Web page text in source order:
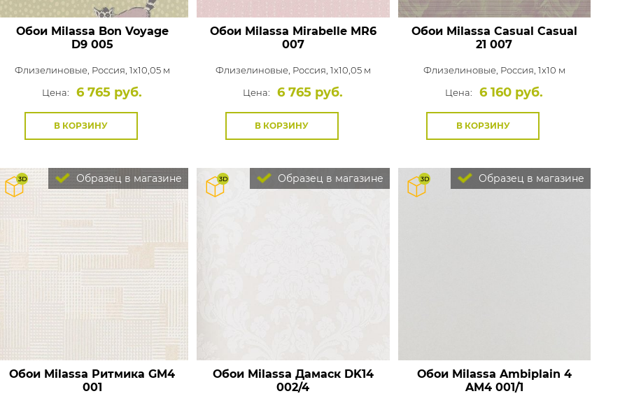
Обои Milassa Bon Voyage
D9 005
Флизелиновые, Россия, 1x10,05 м
Цена:
6 765 руб.
В КОРЗИНУ
Обои Milassa MirabelleMR6
007
Флизелиновые, Россия, 1x10,05 м
Цена:
6 765 руб.
В КОРЗИНУ
Обои Milassa Casual Casual
21 007
Флизелиновые, Россия, 1x10 м
Цена:
6 160 руб.
В КОРЗИНУ
Образец в магазине
Обои Milassa Ритмика GM4
001
Образец в магазине
Обои Milassa ДамаскDK14
002/4
Образец в магазине
Обои Milassa Ambiplain 4
AM4 001/1